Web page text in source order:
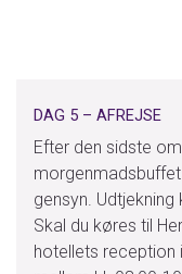
DAG 5 – AFREJSE
Efter den sidste
gensyn. Udtjekning
Skal du køres til
hotellets reception